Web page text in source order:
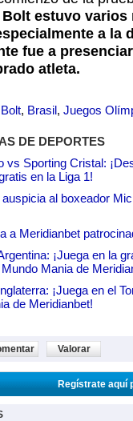
estuvo varios
a la
fue a
atleta.
, Brasil, Juegos
DE DEPORTES
vs Sporting Cristal:
en la Liga 1!
al boxeador
a Meridianbet
¡Juega en la
Mania de
¡Juega en el
de Meridianbet!
Valorar
Regístrate aquí